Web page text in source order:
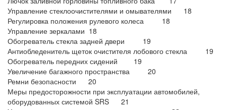
Управление стеклоочистителями и омывателями 18
Регулировка положения рулевого колеса 18
Управление зеркалами 18
Обогреватель стекла задней двери 19
Антиобледенитель щеток очистителя лобового стекла 19
Обогреватель передних сидений 19
Увеличение багажного пространства 20
Ремни безопасности 20
Меры предосторожности при эксплуатации автомобилей,
оборудованных системой SRS 21